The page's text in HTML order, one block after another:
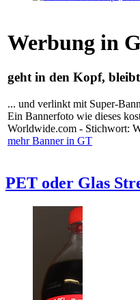
Werbung in
geht in den Kopf,
... und verlinkt mit Super-
Ein Bannerfoto wie dieses
Worldwide.com - Stichwort:
mehr Banner in GT
PET oder Glas